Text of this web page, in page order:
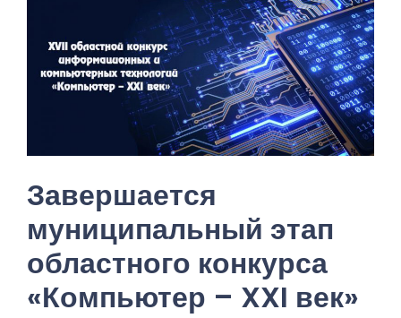
Завершается
муниципальный этап
областного конкурса
«Компьютер – XXI век»